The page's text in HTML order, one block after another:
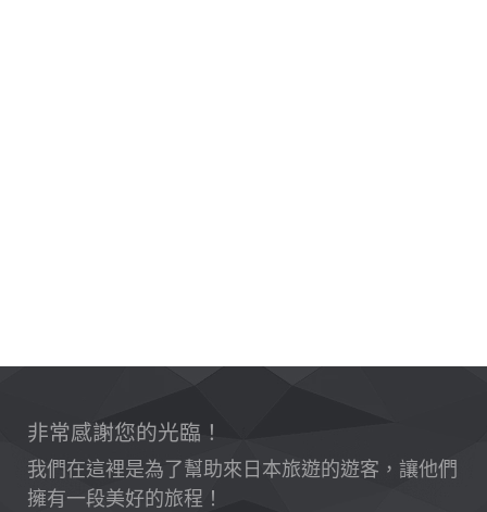
非常感謝您的光臨！
我們在這裡是為了幫助來日本旅遊的遊客，讓他們
擁有一段美好的旅程！